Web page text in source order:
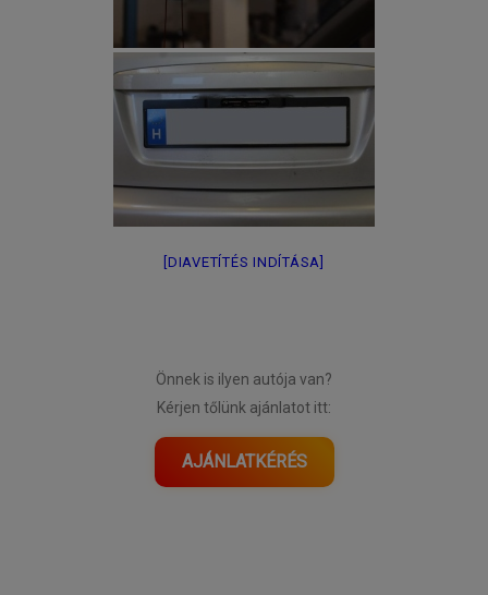
[DIAVETÍTÉS INDÍTÁSA]
Önnek is ilyen autója van?
Kérjen tőlünk ajánlatot itt:
AJÁNLATKÉRÉS